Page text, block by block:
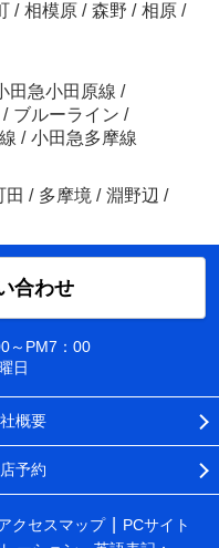
/ 相模原 / 森野 / 相原 /
田急小田原線 /
/ ブルーライン /
/ 小田急多摩線
田 / 多摩境 / 淵野辺 /
合わせ
～PM7：00
日
概要
予約
クセスマップ
PCサイト